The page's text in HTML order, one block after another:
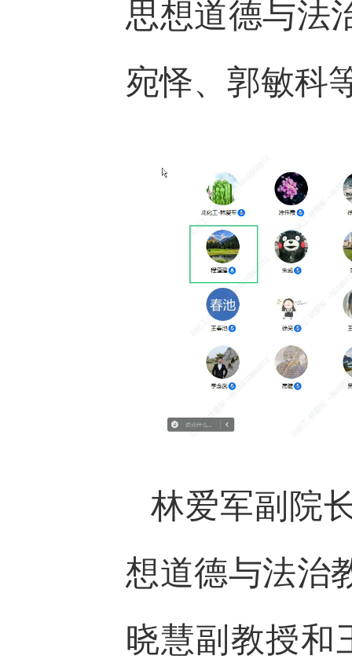
思想道德与法
宛怿、郭敏科
林爱军副院
想道德与法治
晓慧副教授和